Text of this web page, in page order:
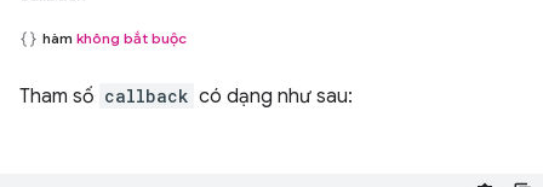
hàm không bắt buộc
Tham số callback có dạng như sau: